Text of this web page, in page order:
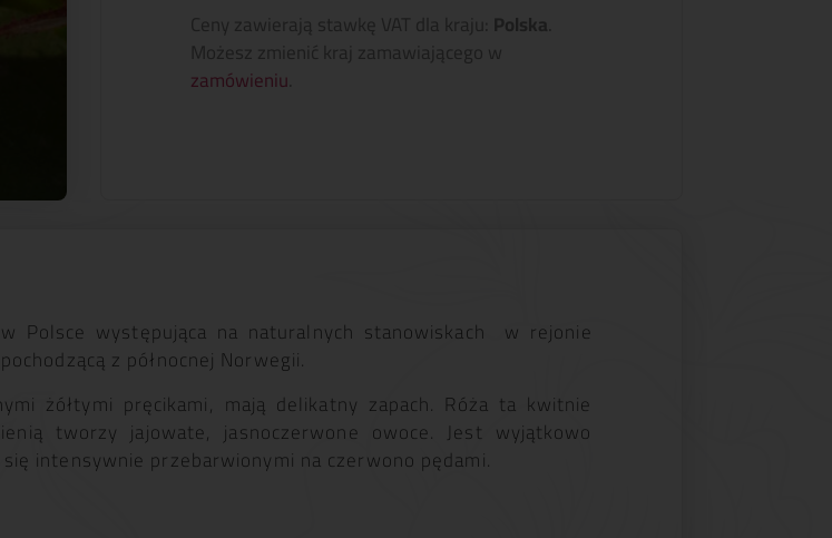
Ceny zawierają stawkę VAT dla kraju: Polska
Możesz zmienić kraj zamawiającego w
zamówieniu
Polsce występująca na naturalnych stanowiskach w rejonie
z północnej Norwegii.
żółtymi pręcikami, mają delikatny zapach. Róża ta kwitnie
tworzy jajowate, jasnoczerwone owoce. Jest wyjątkowo
intensywnie przebarwionymi na czerwono pędami.